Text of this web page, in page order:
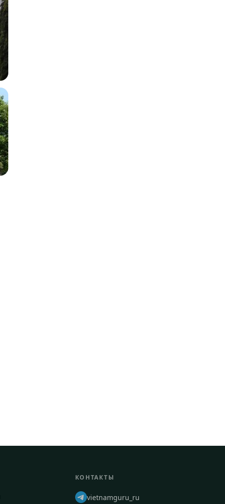
КОНТАКТЫ
vietnamguru_ru